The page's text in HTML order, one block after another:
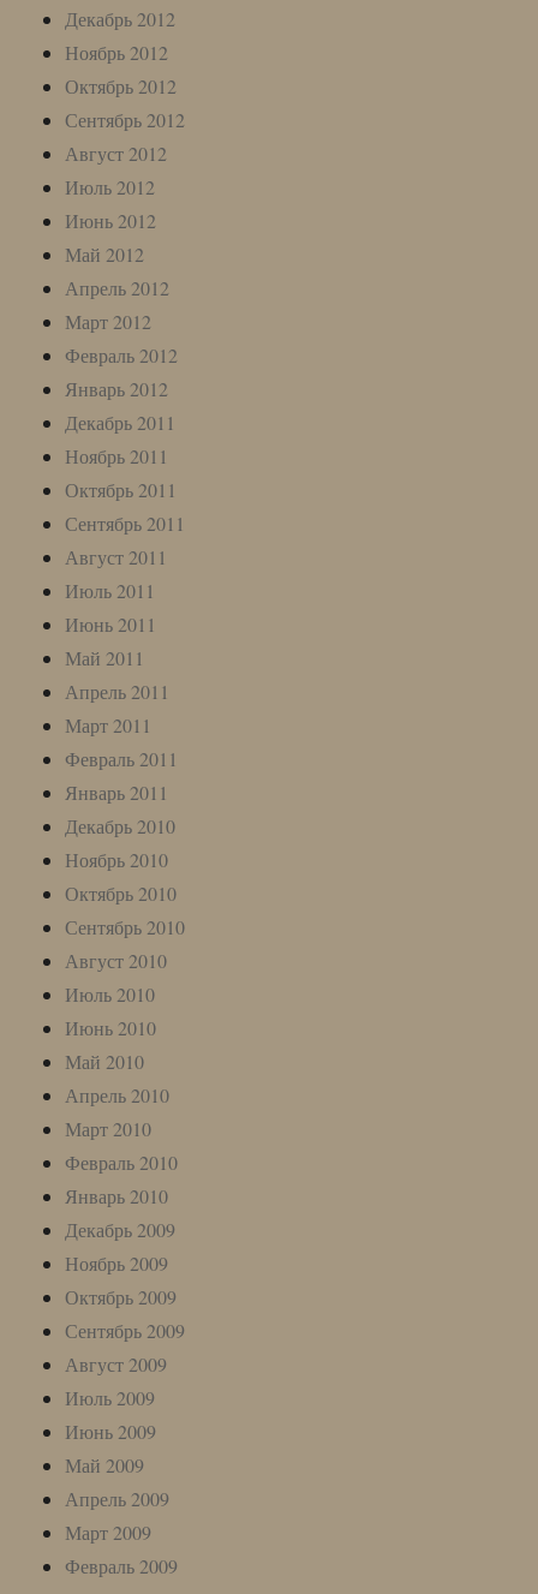
Декабрь 2012
Ноябрь 2012
Октябрь 2012
Сентябрь 2012
Август 2012
Июль 2012
Июнь 2012
Май 2012
Апрель 2012
Март 2012
Февраль 2012
Январь 2012
Декабрь 2011
Ноябрь 2011
Октябрь 2011
Сентябрь 2011
Август 2011
Июль 2011
Июнь 2011
Май 2011
Апрель 2011
Март 2011
Февраль 2011
Январь 2011
Декабрь 2010
Ноябрь 2010
Октябрь 2010
Сентябрь 2010
Август 2010
Июль 2010
Июнь 2010
Май 2010
Апрель 2010
Март 2010
Февраль 2010
Январь 2010
Декабрь 2009
Ноябрь 2009
Октябрь 2009
Сентябрь 2009
Август 2009
Июль 2009
Июнь 2009
Май 2009
Апрель 2009
Март 2009
Февраль 2009